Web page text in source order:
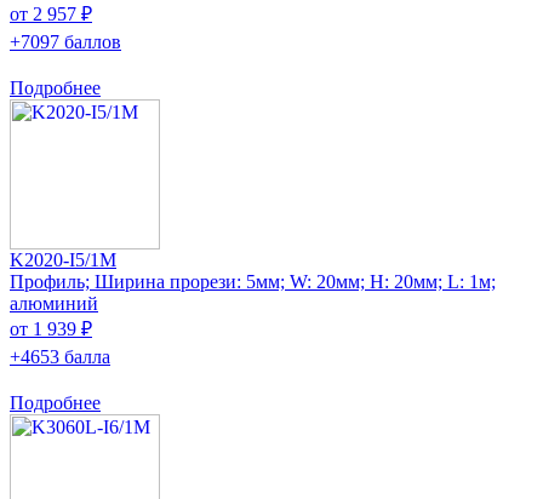
от 2 957 ₽
+7097 баллов
Подробнее
K2020-I5/1M
Профиль; Ширина прорези: 5мм; W: 20мм; H: 20мм; L: 1м;
алюминий
от 1 939 ₽
+4653 балла
Подробнее